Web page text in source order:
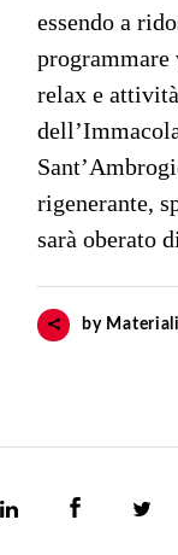
essendo a
relax e
rigenerante,
sarà oberato
by